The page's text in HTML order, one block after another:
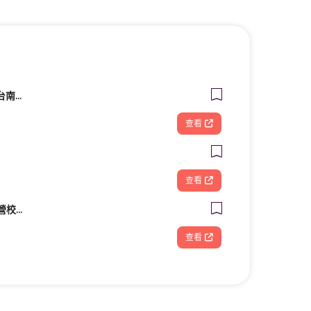
造夢基地共享空間－台南火車站站前館
查看
查看
Live互動美語 高雄直營校｜幼兒美語班｜小一先修班｜兒童美語班｜自然發音班｜全民英檢班｜課輔班
查看